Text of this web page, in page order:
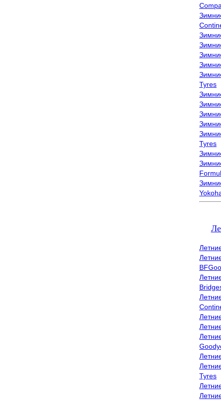
Tyres
Tyres
Tyres